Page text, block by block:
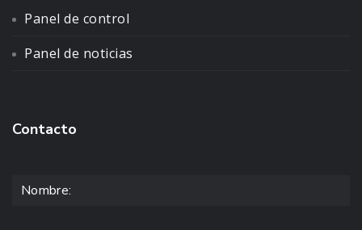
Panel de control
Panel de noticias
Contacto